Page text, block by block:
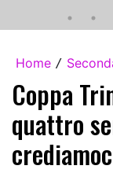
Home /
Coppa
quattro